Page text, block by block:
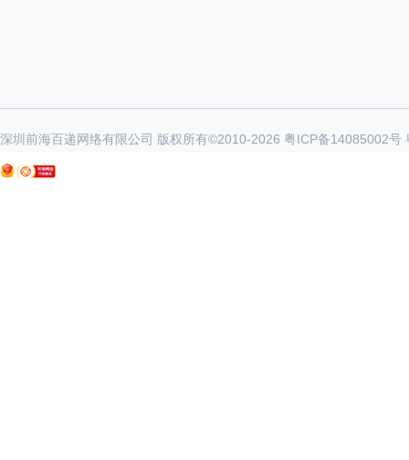
深圳前海百递网络有限公司 版权所有©2010-2026 粤ICP备14085002号